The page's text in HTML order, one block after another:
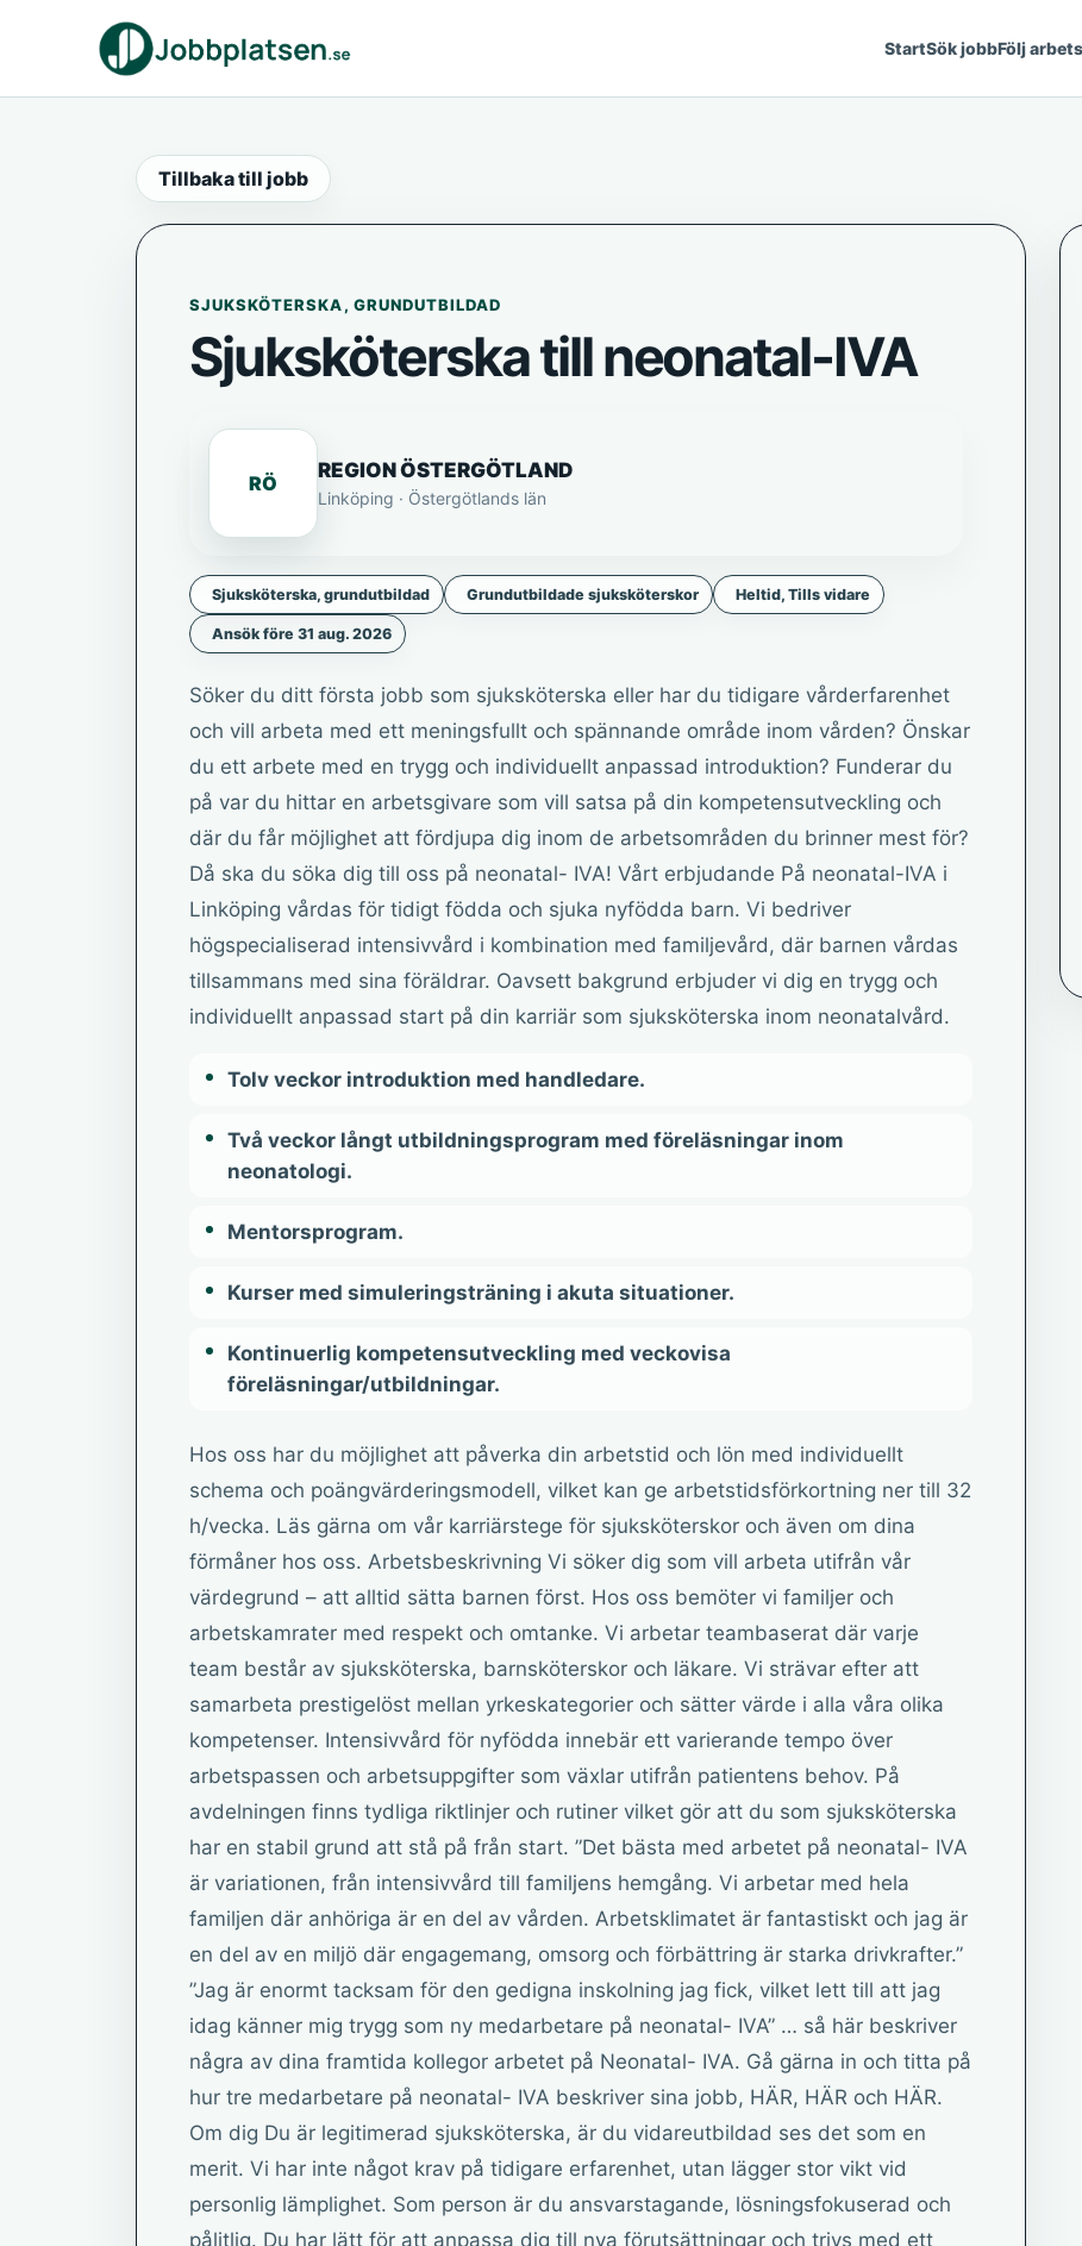
StartSök jobbFölj
Tillbaka till jobb
SJUKSKÖTERSKA, GRUNDUTBILDAD
Sjuksköterska till neonatal-IVA
RÖ
REGION ÖSTERGÖTLAND
Linköping · Östergötlands län
Sjuksköterska, grundutbildad Grundutbildade sjuksköterskor Heltid, Tills vidare
Ansök före 31 aug. 2026
Söker du ditt första jobb som sjuksköterska eller har du tidigare vårderfarenhet
och vill arbeta med ett meningsfullt och spännande område inom vården? Önskar
du ett arbete med en trygg och individuellt anpassad introduktion? Funderar du
på var du hittar en arbetsgivare som vill satsa på din kompetensutveckling och
där du får möjlighet att fördjupa dig inom de arbetsområden du brinner mest för?
Då ska du söka dig till oss på neonatal- IVA! Vårt erbjudande På neonatal-IVA i
Linköping vårdas för tidigt födda och sjuka nyfödda barn. Vi bedriver
högspecialiserad intensivvård i kombination med familjevård, där barnen vårdas
tillsammans med sina föräldrar. Oavsett bakgrund erbjuder vi dig en trygg och
individuellt anpassad start på din karriär som sjuksköterska inom neonatalvård.
Tolv veckor introduktion med handledare.
Två veckor långt utbildningsprogram med föreläsningar inom
neonatologi.
Mentorsprogram.
Kurser med simuleringsträning i akuta situationer.
Kontinuerlig kompetensutveckling med veckovisa
föreläsningar/utbildningar.
Hos oss har du möjlighet att påverka din arbetstid och lön med individuellt
schema och poängvärderingsmodell, vilket kan ge arbetstidsförkortning ner till 32
h/vecka. Läs gärna om vår karriärstege för sjuksköterskor och även om dina
förmåner hos oss. Arbetsbeskrivning Vi söker dig som vill arbeta utifrån vår
värdegrund – att alltid sätta barnen först. Hos oss bemöter vi familjer och
arbetskamrater med respekt och omtanke. Vi arbetar teambaserat där varje
team består av sjuksköterska, barnsköterskor och läkare. Vi strävar efter att
samarbeta prestigelöst mellan yrkeskategorier och sätter värde i alla våra olika
kompetenser. Intensivvård för nyfödda innebär ett varierande tempo över
arbetspassen och arbetsuppgifter som växlar utifrån patientens behov. På
avdelningen finns tydliga riktlinjer och rutiner vilket gör att du som sjuksköterska
har en stabil grund att stå på från start. ”Det bästa med arbetet på neonatal- IVA
är variationen, från intensivvård till familjens hemgång. Vi arbetar med hela
familjen där anhöriga är en del av vården. Arbetsklimatet är fantastiskt och jag är
en del av en miljö där engagemang, omsorg och förbättring är starka drivkrafter.”
”Jag är enormt tacksam för den gedigna inskolning jag fick, vilket lett till att jag
idag känner mig trygg som ny medarbetare på neonatal- IVA” … så här beskriver
några av dina framtida kollegor arbetet på Neonatal- IVA. Gå gärna in och titta på
hur tre medarbetare på neonatal- IVA beskriver sina jobb, HÄR, HÄR och HÄR.
Om dig Du är legitimerad sjuksköterska, är du vidareutbildad ses det som en
merit. Vi har inte något krav på tidigare erfarenhet, utan lägger stor vikt vid
personlig lämplighet. Som person är du ansvarstagande, lösningsfokuserad och
pålitlig. Du har lätt för att anpassa dig till nya förutsättningar och trivs med ett